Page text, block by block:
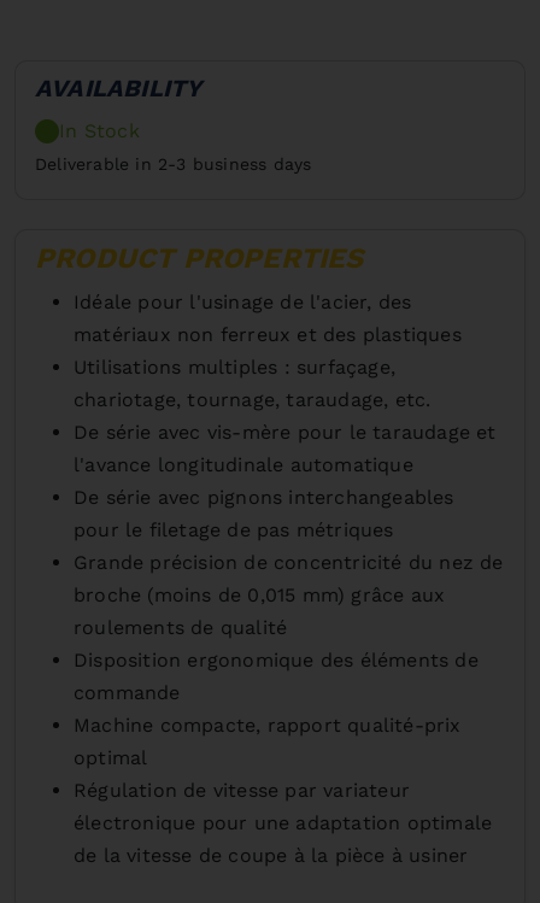
AVAILABILITY
In Stock
Deliverable in 2-3 business days
PRODUCT PROPERTIES
Idéale pour l'usinage de l'acier, des
matériaux non ferreux et des plastiques
Utilisations multiples : surfaçage,
chariotage, tournage, taraudage, etc.
De série avec vis-mère pour le taraudage et
l'avance longitudinale automatique
De série avec pignons interchangeables
pour le filetage de pas métriques
Grande précision de concentricité du nez de
broche (moins de 0,015 mm) grâce aux
roulements de qualité
Disposition ergonomique des éléments de
commande
Machine compacte, rapport qualité-prix
optimal
Régulation de vitesse par variateur
électronique pour une adaptation optimale
de la vitesse de coupe à la pièce à usiner